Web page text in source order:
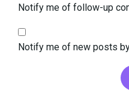
Notify me of follow-up
Notify me of new posts